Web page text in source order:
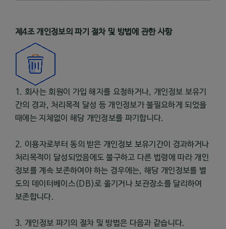
제4조 개인정보의 파기 절차 및 방법에 관한 사항
1. 회사는 회원이 가입 해지를 요청하거나, 개인정보 보유기
간의 경과, 처리목적 달성 등 개인정보가 불필요하게 되었을
때에는 지체없이 해당 개인정보를 파기합니다.
2. 이용자로부터 동의 받은 개인정보 보유기간이 경과하거나
처리목적이 달성되었음에도 불구하고 다른 법령에 따라 개인
정보를 계속 보존하여야 하는 경우에는, 해당 개인정보를 별
도의 데이터베이스(DB)로 옮기거나 보관장소를 달리하여
보존합니다.
3. 개인정보 파기의 절차 및 방법은 다음과 같습니다.